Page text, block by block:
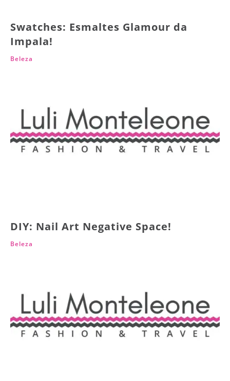
Swatches: Esmaltes Glamour da
Impala!
Beleza
DIY: Nail Art Negative Space!
Beleza